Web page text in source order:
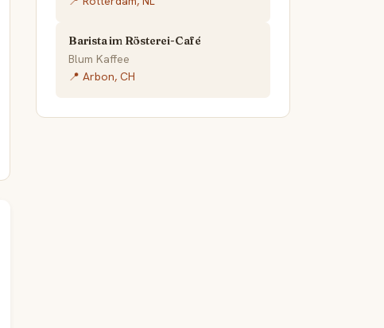
Barista im Rösterei-Café
Blum Kaffee
📍 Arbon, CH